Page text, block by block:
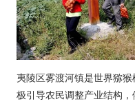
夷陵区雾渡河镇是世界猕
极引导农民调整产业结构